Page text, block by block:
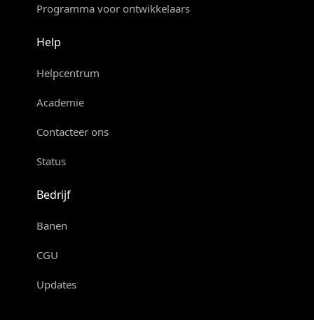
Programma voor ontwikkelaars
Help
Helpcentrum
Academie
Contacteer ons
Status
Bedrijf
Banen
CGU
Updates